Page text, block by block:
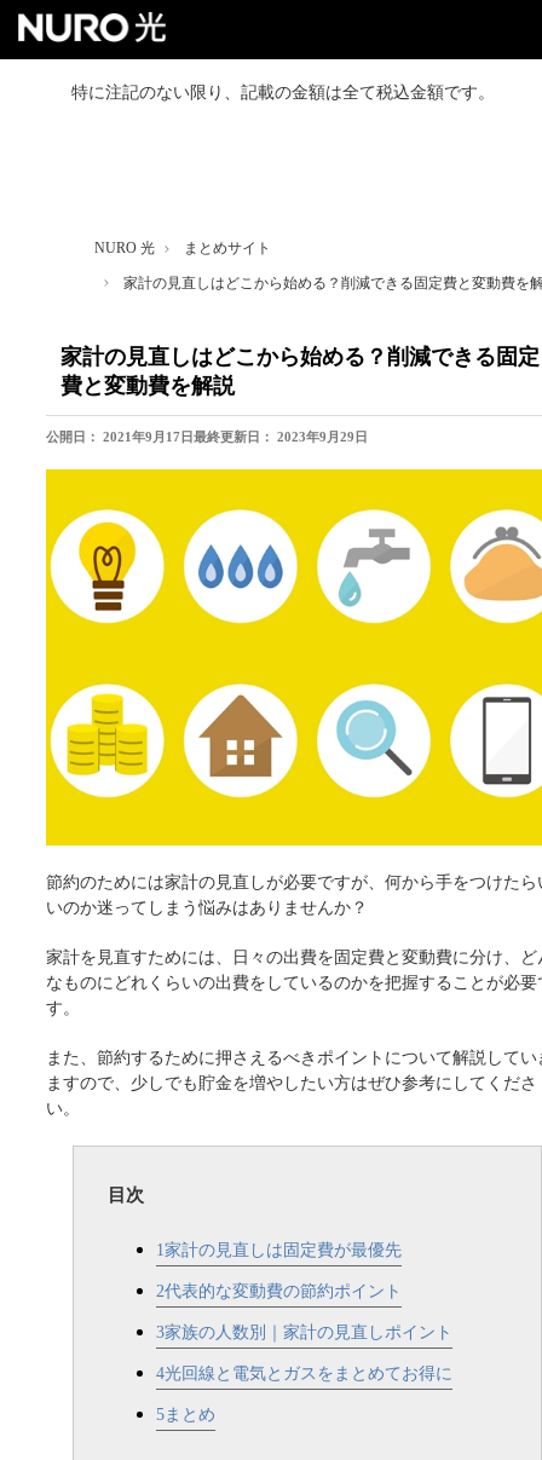
マンション向けプラン
お得なセット割
特に注記のない限り、記載の金額は全て税込金額です。
NURO 光 まとめサイト
家計の見直しはどこから始める？削減できる固定費と変動費を
家計の見直しはどこから始める？削減できる固定
費と変動費を解説
公開日： 2021年9月17日最終更新日： 2023年9月29日
節約のためには家計の見直しが必要ですが、何から手をつけたら
いのか迷ってしまう悩みはありませんか？
家計を見直すためには、日々の出費を固定費と変動費に分け、ど
なものにどれくらいの出費をしているのかを把握することが必要
す。
また、節約するために押さえるべきポイントについて解説してい
ますので、少しでも貯金を増やしたい方はぜひ参考にしてくださ
い。
目次
1家計の見直しは固定費が最優先
2代表的な変動費の節約ポイント
3家族の人数別｜家計の見直しポイント
4光回線と電気とガスをまとめてお得に
5まとめ